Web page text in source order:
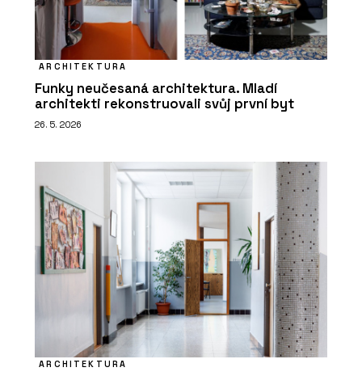
ARCHITEKTURA
Funky neučesaná architektura. Mladí
architekti rekonstruovali svůj první byt
26. 5. 2026
ARCHITEKTURA